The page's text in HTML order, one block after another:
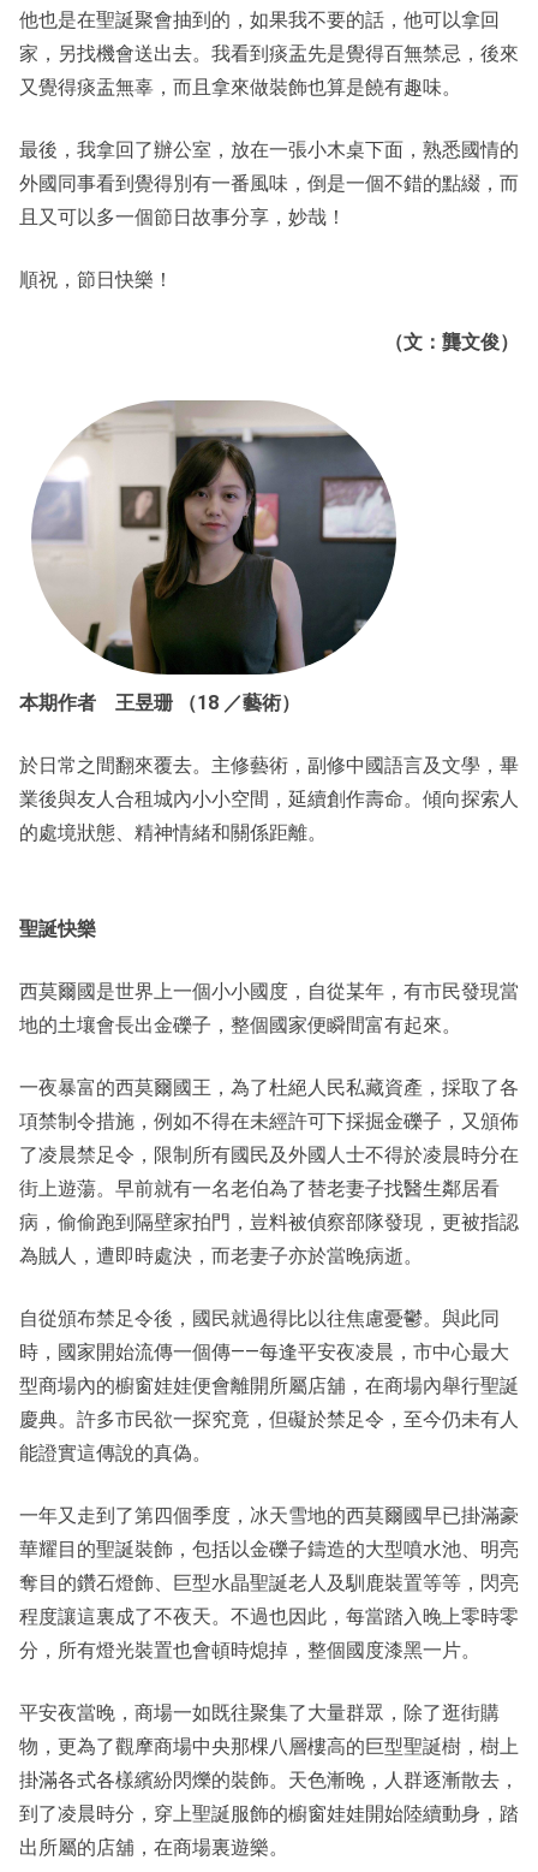
他也是在聖誕聚會抽到的，如果我不要的話，他可以拿回
家，另找機會送出去。我看到痰盂先是覺得百無禁忌，後來
又覺得痰盂無辜，而且拿來做裝飾也算是饒有趣味。
最後，我拿回了辦公室，放在一張小木桌下面，熟悉國情的
外國同事看到覺得別有一番風味，倒是一個不錯的點綴，而
且又可以多一個節日故事分享，妙哉！
順祝，節日快樂！
（文：龔文俊）
本期作者 王昱珊 （18 ／藝術）
於日常之間翻來覆去。主修藝術，副修中國語言及文學，畢
業後與友人合租城內小小空間，延續創作壽命。傾向探索人
的處境狀態、精神情緒和關係距離。
聖誕快樂
西莫爾國是世界上一個小小國度，自從某年，有市民發現當
地的土壤會長出金礫子，整個國家便瞬間富有起來。
一夜暴富的西莫爾國王，為了杜絕人民私藏資產，採取了各
項禁制令措施，例如不得在未經許可下採掘金礫子，又頒佈
了凌晨禁足令，限制所有國民及外國人士不得於凌晨時分在
街上遊蕩。早前就有一名老伯為了替老妻子找醫生鄰居看
病，偷偷跑到隔壁家拍門，豈料被偵察部隊發現，更被指認
為賊人，遭即時處決，而老妻子亦於當晚病逝。
自從頒布禁足令後，國民就過得比以往焦慮憂鬱。與此同
時，國家開始流傳一個傳——每逢平安夜凌晨，市中心最大
型商場內的櫥窗娃娃便會離開所屬店舖，在商場內舉行聖誕
慶典。許多市民欲一探究竟，但礙於禁足令，至今仍未有人
能證實這傳說的真偽。
一年又走到了第四個季度，冰天雪地的西莫爾國早已掛滿豪
華耀目的聖誕裝飾，包括以金礫子鑄造的大型噴水池、明亮
奪目的鑽石燈飾、巨型水晶聖誕老人及馴鹿裝置等等，閃亮
程度讓這裏成了不夜天。不過也因此，每當踏入晚上零時零
分，所有燈光裝置也會頓時熄掉，整個國度漆黑一片。
平安夜當晚，商場一如既往聚集了大量群眾，除了逛街購
物，更為了觀摩商場中央那棵八層樓高的巨型聖誕樹，樹上
掛滿各式各樣繽紛閃爍的裝飾。天色漸晚，人群逐漸散去，
到了凌晨時分，穿上聖誕服飾的櫥窗娃娃開始陸續動身，踏
出所屬的店舖，在商場裏遊樂。